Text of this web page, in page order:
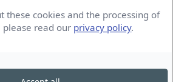
these cookies and the processing of
read our privacy policy.